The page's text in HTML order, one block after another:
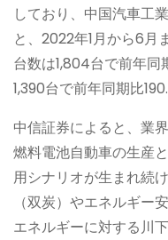
しており、中国汽車工
と、2022年1月から6月
台数は1,804台で前年
1,390台で前年同期比
中信証券によると、業
燃料電池自動車の生産
用シナリオが生まれ続
（双炭）やエネルギー
エネルギーに対する川